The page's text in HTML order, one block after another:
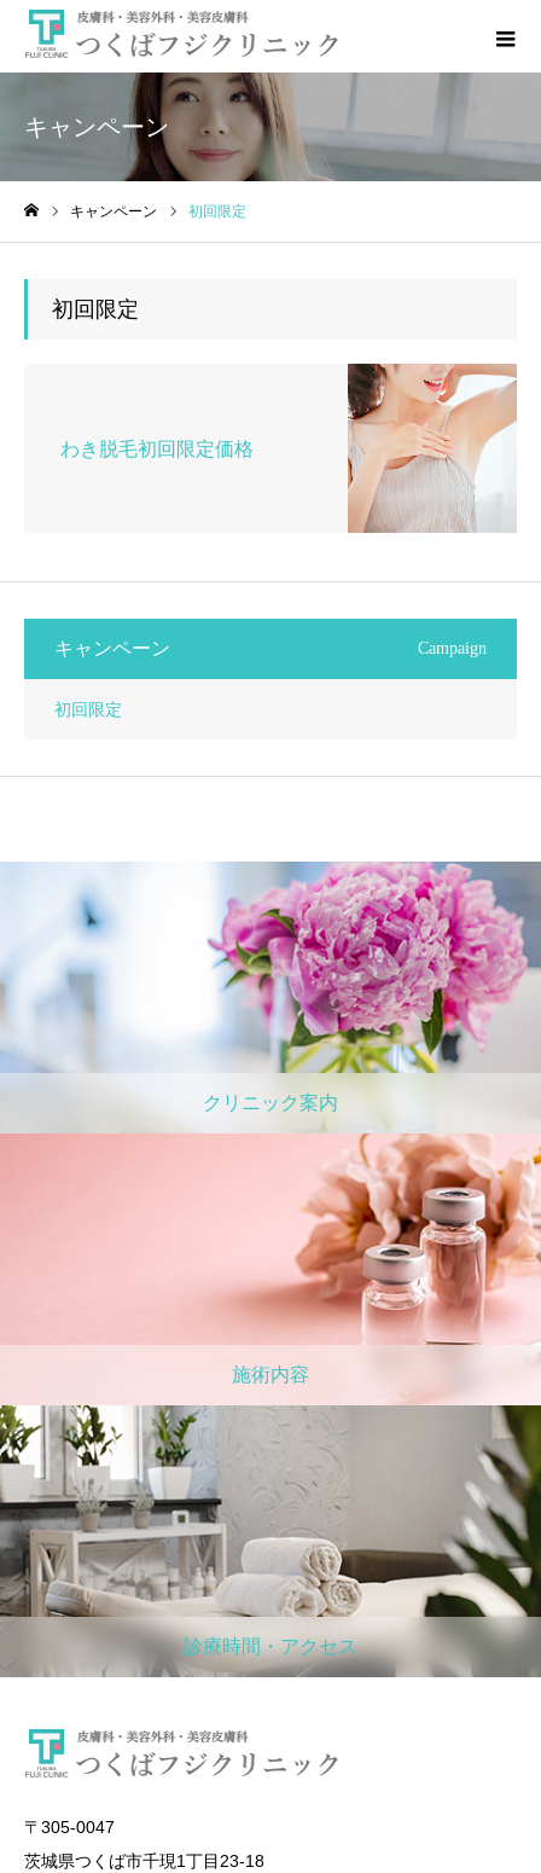
キャンペーン
キャンペーン 初回限定
初回限定
わき脱毛初回限定価格
キャンペーン Campaign
初回限定
クリニック案内
施術内容
診療時間・アクセス
〒305-0047
茨城県つくば市千現1丁目23-18